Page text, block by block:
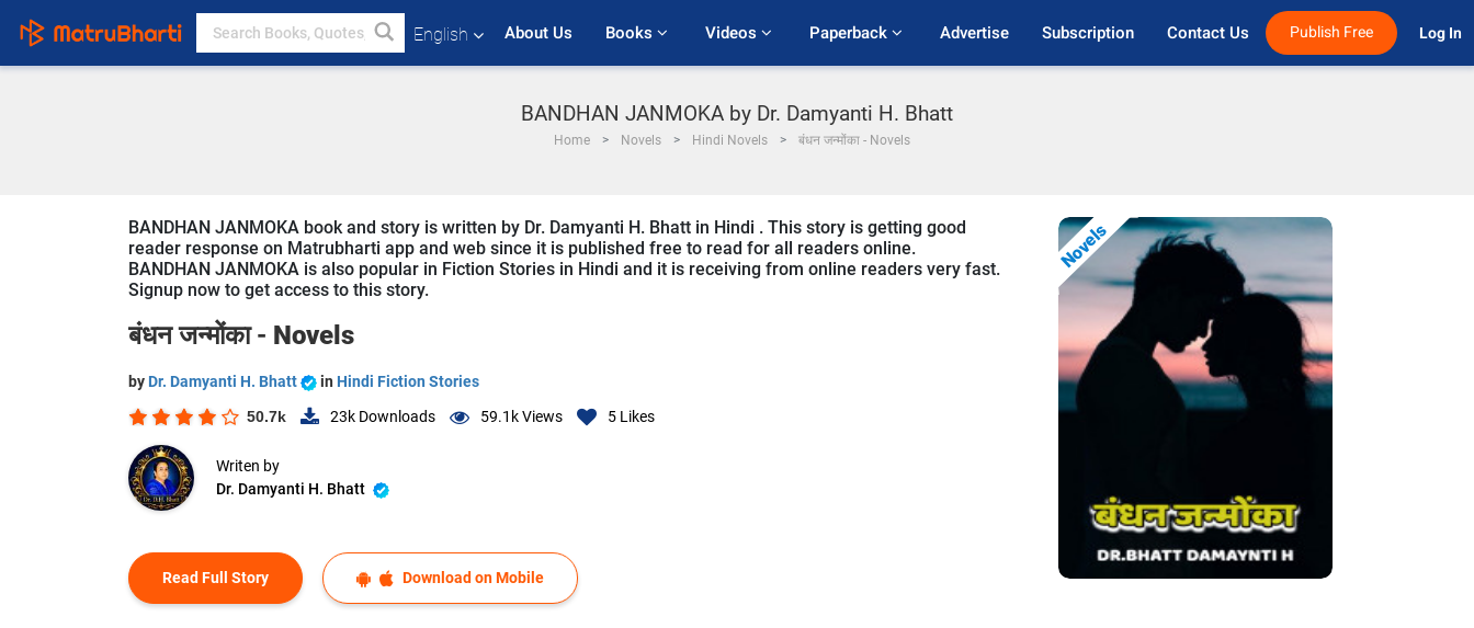
English About Us Books Videos Paperback Advertise Subscription Contact Us Publish Free Log In
BANDHAN JANMOKA by Dr. Damyanti H. Bhatt
Home Novels Hindi Novels बंधन जन्मोंका - Novels
BANDHAN JANMOKA book and story is written by Dr. Damyanti H. Bhatt in Hindi . This story is getting good
reader response on Matrubharti app and web since it is published free to read for all readers online.
BANDHAN JANMOKA is also popular in Fiction Stories in Hindi and it is receiving from online readers very fast.
Signup now to get access to this story.
बंधन जन्मोंका - Novels
by Dr. Damyanti H. Bhatt in Hindi Fiction Stories
50.7k 23k Downloads 59.1kViews 5 Likes
Writen by
Dr. Damyanti H. Bhatt
Read Full Story Download on Mobile
Novels